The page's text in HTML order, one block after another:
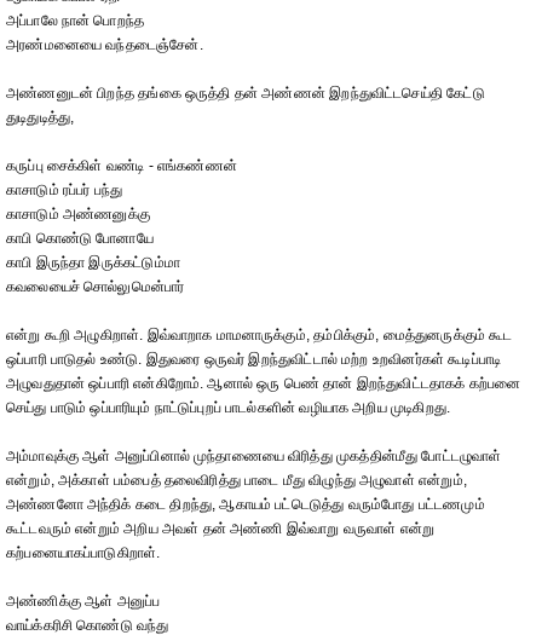
அப்பாலே நான் பொறந்த
அரண்மனையை வந்தடைஞ்சேன்.
அண்ணனுடன் பிறந்த தங்கை ஒருத்தி தன் அண்ணன் இறந்துவிட்டசெய்தி கேட்டு
துடிதுடித்து,
கருப்பு சைக்கிள் வண்டி - எங்கண்ணன்
காசாடும் ரப்பர் பந்து
காசாடும் அண்ணனுக்கு
காபி கொண்டு போனாயே
காபி இருந்தா இருக்கட்டும்மா
கவலையைச் சொல்லுமென்பார்
என்று கூறி அழுகிறாள். இவ்வாறாக மாமனாருக்கும், தம்பிக்கும், மைத்துனருக்கும் கூட
ஒப்பாரி பாடுதல் உண்டு. இதுவரை ஒருவர் இறந்துவிட்டால் மற்ற உறவினர்கள் கூடிப்பாடி
அழுவதுதான் ஒப்பாரி என்கிறோம். ஆனால் ஒரு பெண் தான் இறந்துவிட்டதாகக் கற்பனை
செய்து பாடும் ஒப்பாரியும் நாட்டுப்புறப் பாடல்களின் வழியாக அறிய முடிகிறது.
அம்மாவுக்கு ஆள் அனுப்பினால் முந்தாணையை விரித்து முகத்தின்மீது போட்டழுவாள்
என்றும், அக்காள் பம்பைத் தலைவிரித்து பாடை மீது விழுந்து அழுவாள் என்றும்,
அண்ணனோ அந்திக் கடை திறந்து, ஆகாயம் பட்டெடுத்து வரும்போது பட்டணமும்
கூட்டவரும் என்றும் அறிய அவள் தன் அண்ணி இவ்வாறு வருவாள் என்று
கற்பனையாகப்பாடுகிறாள்.
அண்ணிக்கு ஆள் அனுப்ப
வாய்க்கரிசி கொண்டு வந்து